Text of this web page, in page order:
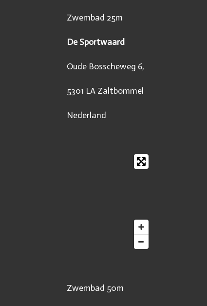
Zwembad 25m
De Sportwaard
Oude Bosscheweg 6,
5301 LA Zaltbommel
Nederland
Zwembad 50m